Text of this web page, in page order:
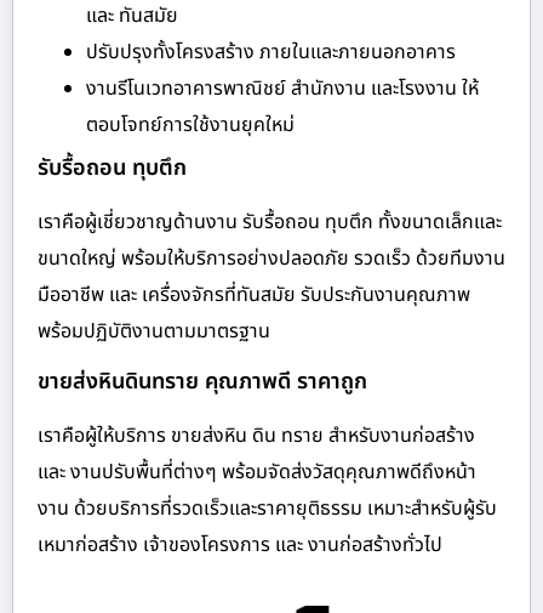
และ ทันสมัย
ปรับปรุงทั้งโครงสร้าง ภายในและภายนอกอาคาร
งานรีโนเวทอาคารพาณิชย์ สำนักงาน และโรงงาน ให้
ตอบโจทย์การใช้งานยุคใหม่
รับรื้อถอน ทุบตึก
เราคือผู้เชี่ยวชาญด้านงาน รับรื้อถอน ทุบตึก ทั้งขนาดเล็กและ
ขนาดใหญ่ พร้อมให้บริการอย่างปลอดภัย รวดเร็ว ด้วยทีมงาน
มืออาชีพ และ เครื่องจักรที่ทันสมัย รับประกันงานคุณภาพ
พร้อมปฏิบัติงานตามมาตรฐาน
ขายส่งหินดินทราย คุณภาพดี ราคาถูก
เราคือผู้ให้บริการ ขายส่งหิน ดิน ทราย สำหรับงานก่อสร้าง
และ งานปรับพื้นที่ต่างๆ พร้อมจัดส่งวัสดุคุณภาพดีถึงหน้า
งาน ด้วยบริการที่รวดเร็วและราคายุติธรรม เหมาะสำหรับผู้รับ
เหมาก่อสร้าง เจ้าของโครงการ และ งานก่อสร้างทั่วไป